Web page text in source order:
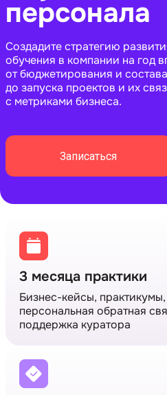
персонала
Создадите стратегию
обучения в компании на год
от бюджетирования и
до запуска проектов и их
с метриками бизнеса.
Записаться
3 месяца практики
Бизнес-кейсы, практикумы,
персональная обратная
поддержка куратора